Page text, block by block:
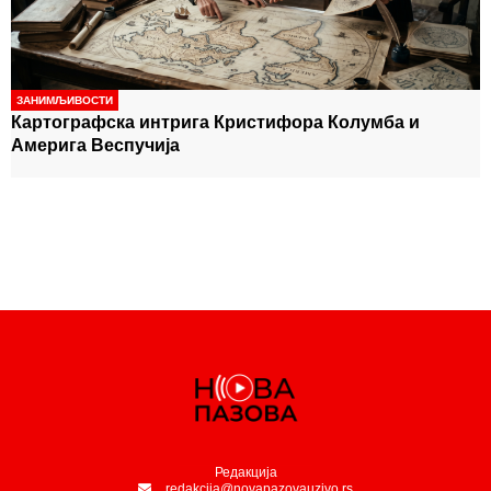
Делиблатској пешчари доста боља, очекујемо
мирнију ноћ -
ЗАНИМЉИВОСТИ
Картографска интрига Кристифора Колумба и
Америга Веспучија
Редакција